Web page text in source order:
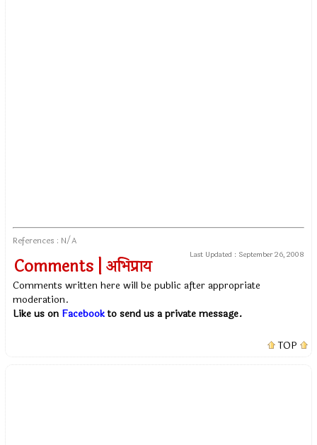
References : N/A
Last Updated : September 26, 2008
Comments | अभिप्राय
Comments written here will be public after appropriate
moderation.
Like us on Facebookto send us a private message.
TOP